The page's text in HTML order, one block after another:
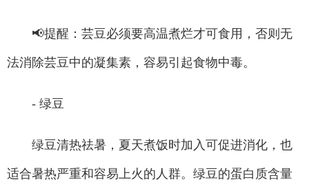
📢提醒：芸豆必须要高温煮烂才可食用，否则无
法消除芸豆中的凝集素，容易引起食物中毒。
- 绿豆
绿豆清热祛暑，夏天煮饭时加入可促进消化，也
适合暑热严重和容易上火的人群。绿豆的蛋白质含量